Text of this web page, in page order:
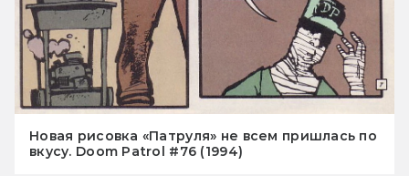
Новая рисовка «Патруля» не всем пришлась по
вкусу. Doom Patrol #76 (1994)